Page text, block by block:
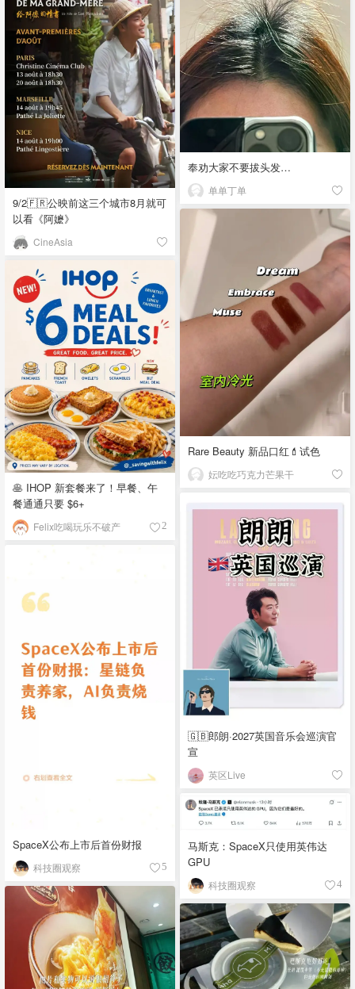
奉劝大家不要拔头发…
单单丁单
9/2🇫🇷公映前这三个城市8月就可
以看《阿嬷》
CineAsia
Rare Beauty 新品口红💄试色
妘吃吃巧克力芒果干
🥞 IHOP 新套餐来了！早餐、午
餐通通只要 $6+
Felix吃喝玩乐不破产 2
🇬🇧郎朗·2027英国音乐会巡演官
宣
英区Live
SpaceX公布上市后首份财报
科技圈观察 5
马斯克：SpaceX只使用英伟达
GPU
科技圈观察 4